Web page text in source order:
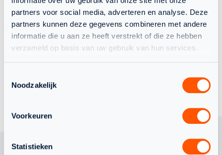
partners voor social media, adverteren en analyse. Deze
partners kunnen deze gegevens combineren met andere
informatie die u aan ze heeft verstrekt of die ze hebben
verzameld op basis van uw gebruik van hun services.
Noodzakelijk
Voorkeuren
Statistieken
MASTERS
MASTERS
WEDSTRIJDSPORT ESF